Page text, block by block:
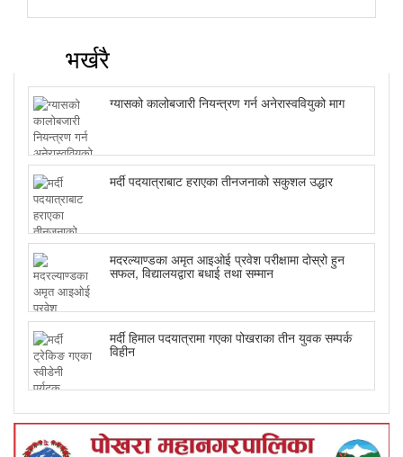
भर्खरै
ग्यासको कालोबजारी नियन्त्रण गर्न अनेरास्ववियुको माग
मर्दी पदयात्राबाट हराएका तीनजनाको सकुशल उद्धार
मदरल्याण्डका अमृत आइओई प्रवेश परीक्षामा दोस्रो हुन
सफल, विद्यालयद्वारा बधाई तथा सम्मान
मर्दी हिमाल पदयात्रामा गएका पोखराका तीन युवक सम्पर्क
विहीन